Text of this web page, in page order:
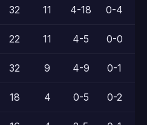
32 11 4-18 0-4
22 11 4-5 0-0
32 9 4-9 0-1
18 4 0-5 0-2